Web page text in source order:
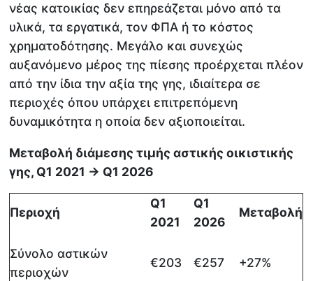
νέας κατοικίας δεν επηρεάζεται μόνο από τα
υλικά, τα εργατικά, τον ΦΠΑ ή το κόστος
χρηματοδότησης. Μεγάλο και συνεχώς
αυξανόμενο μέρος της πίεσης προέρχεται πλέον
από την ίδια την αξία της γης, ιδιαίτερα σε
περιοχές όπου υπάρχει επιτρεπόμενη
δυναμικότητα η οποία δεν αξιοποιείται.
Μεταβολή διάμεσης τιμής αστικής οικιστικής
γης, Q1 2021 → Q1 2026
Περιοχή
Q1
2021
Q1
2026
Μεταβολή
Σύνολο αστικών
περιοχών
€203 €257 +27%